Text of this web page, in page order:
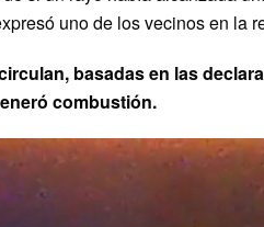
uno de los vecinos en la
basadas en las
combustión.